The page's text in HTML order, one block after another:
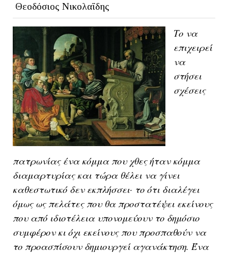
Θεοδόσιος Νικολαΐδης
Το να
επιχειρεί
να
στήσει
σχέσεις
πατρωνίας ένα κόμμα που χθες ήταν κόμμα
διαμαρτυρίας και τώρα θέλει να γίνει
καθεστωτικό δεν εκπλήσσει· το ότι διαλέγει
όμως ως πελάτες που θα προστατέψει εκείνους
που από ιδιοτέλεια υπονομεύουν το δημόσιο
συμφέρον κι όχι εκείνους που προσπαθούν να
το προασπίσουν δημιουργεί αγανάκτηση. Ένα